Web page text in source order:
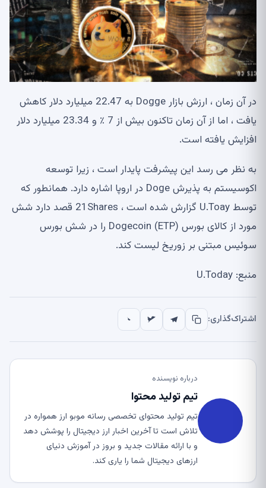
در آن زمان ، ارزش بازار Dogge به 22.47 میلیارد دلار کاهش
یافت ، اما از آن زمان تاکنون بیش از 7 ٪ و 23.34 میلیارد دلار
افزایش یافته است.
به نظر می رسد این پیشرفت پایدار است ، زیرا توسعه
اکوسیستم به پذیرش Doge در اروپا اشاره دارد. همانطور که
توسط U.Toay گزارش شده است ، 21Shares قصد دارد شش
مورد از کالای بورس Dogecoin (ETP) را در شش بورس
سوئیس مبتنی بر زوریخ لیست کند.
منبع: U.Today
اشتراک‌گذاری:
درباره نویسنده
تیم تولید محتوا
تیم تولید محتوای تخصصی رسانه موبو ارز همواره در
تلاش است تا آخرین اخبار ارز دیجیتال را پوشش دهد
و با ارائه مقالات جدید و بروز در آموزش دنیای
ارزهای دیجیتال شما را یاری کند.